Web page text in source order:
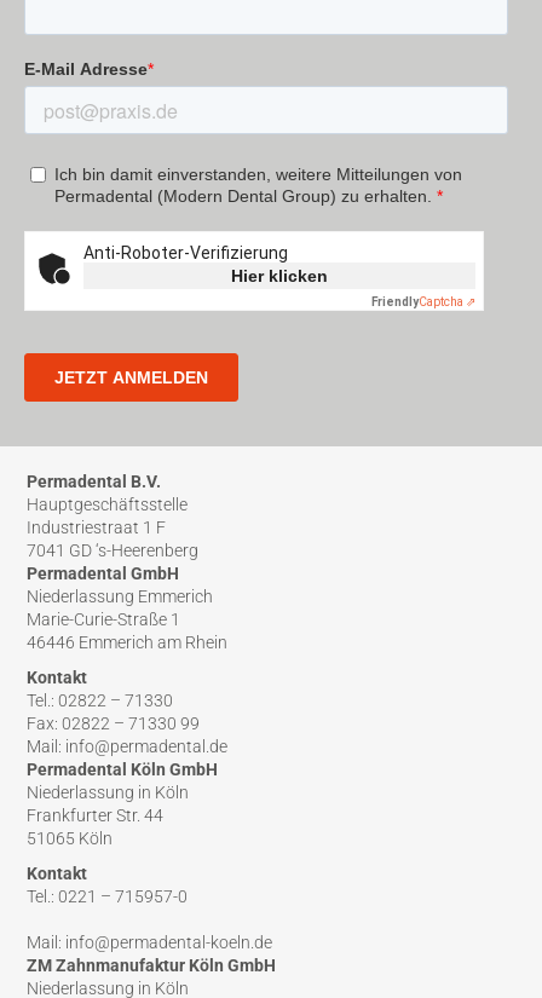
Permadental B.V.
Hauptgeschäftsstelle
Industriestraat 1 F
7041 GD ‘s-Heerenberg
Permadental GmbH
Niederlassung Emmerich
Marie-Curie-Straße 1
46446 Emmerich am Rhein
Kontakt
Tel.: 02822 – 71330
Fax: 02822 – 71330 99
Mail: info@permadental.de
Permadental Köln GmbH
Niederlassung in Köln
Frankfurter Str. 44
51065 Köln
Kontakt
Tel.: 0221 – 715957-0
Mail: info@permadental-koeln.de
ZM Zahnmanufaktur Köln GmbH
Niederlassung in Köln